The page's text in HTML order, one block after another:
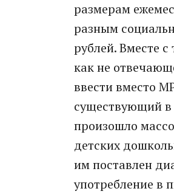
размерам
разным
рублей. Вместе
как не
ввести вместо
существующий в
произошло
детских
им поставлен
употребление в